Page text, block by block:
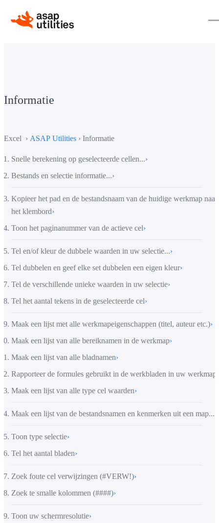
Informatie
Excel › ASAP Utilities › Informatie
Snelle berekening op geselecteerde cellen...›
Bestands en selectie informatie...›
Kopieer het pad en de bestandsnaam van de huidige werkmap naar
het klembord›
Toon het paginanummer van de actieve cel›
Tel en/of kleur de dubbele waarden in uw selectie...›
Tel dubbelen en geef elke set dubbelen een eigen kleur›
Tel de verschillende unieke waarden in uw selectie›
Tel het aantal tekens in de geselecteerde cel›
Maak een lijst met alle werkmapeigenschappen (titel, auteur etc.)›
Maak een lijst van alle bereiknamen in de werkmap›
Maak een lijst van alle bladnamen›
Rapporteer de formules gebruikt in de werkbladen in uw werkmap
Maak een lijst van alle type cel waarden›
Maak een lijst van de bestandsnamen en kenmerken uit een map...
Toon type selectie›
Tel het aantal bladen›
Zoek foute cel verwijzingen (#VERW!)›
Zoek te smalle kolommen (####)›
Toon uw schermresolutie›